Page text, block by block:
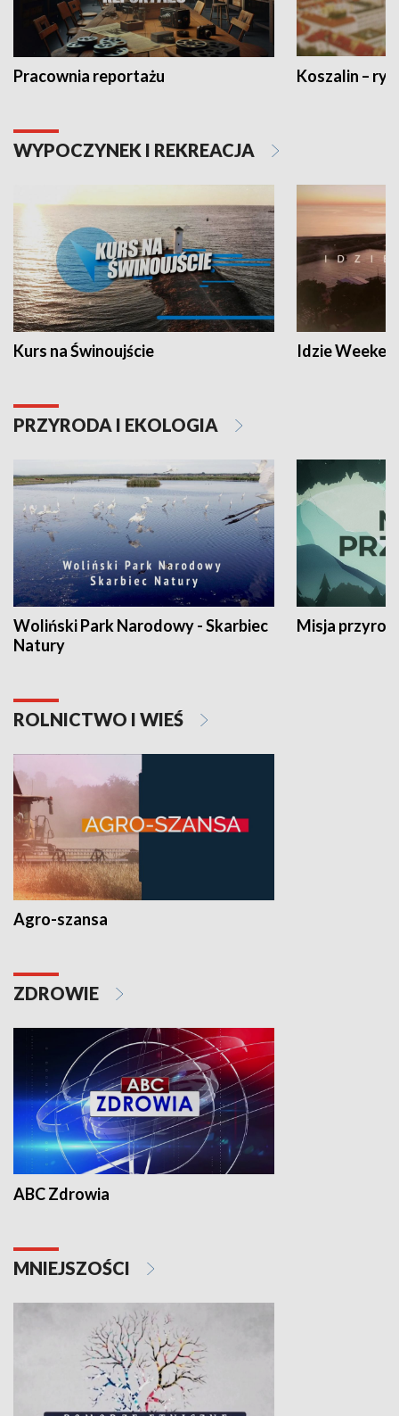
Pracownia reportażu Koszalin –
WYPOCZYNEK I REKREACJA
Kurs na Świnoujście Idzie
PRZYRODA I EKOLOGIA
Woliński Park Narodowy - Skarbiec
Natury
Misja
ROLNICTWO I WIEŚ
Agro-szansa
ZDROWIE
ABC Zdrowia
MNIEJSZOŚCI